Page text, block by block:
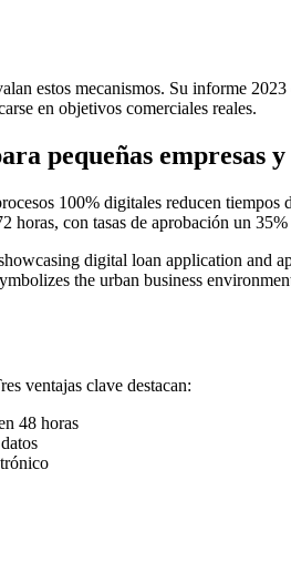
estos mecanismos. Su informe
en objetivos comerciales reales.
pequeñas empresas y
100% digitales reducen
horas, con tasas de aprobación un 35%
ventajas clave destacan:
48 horas